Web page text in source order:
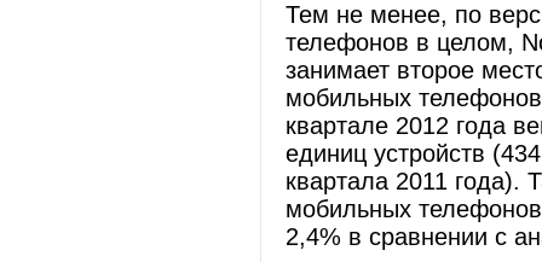
Тем не менее, по
телефонов в целом,
занимает второе
мобильных
квартале 2012 года
единиц устройств
квартала 2011 года).
мобильных
2,4% в сравнении с